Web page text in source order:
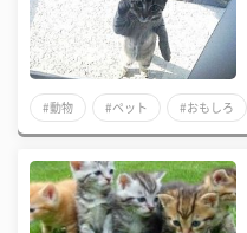
#動物 #ペット #おもしろ